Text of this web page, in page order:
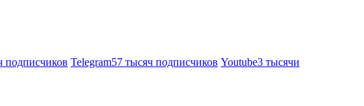
подписчиков Telegram57 тысяч подписчиков Youtube3 тысячи